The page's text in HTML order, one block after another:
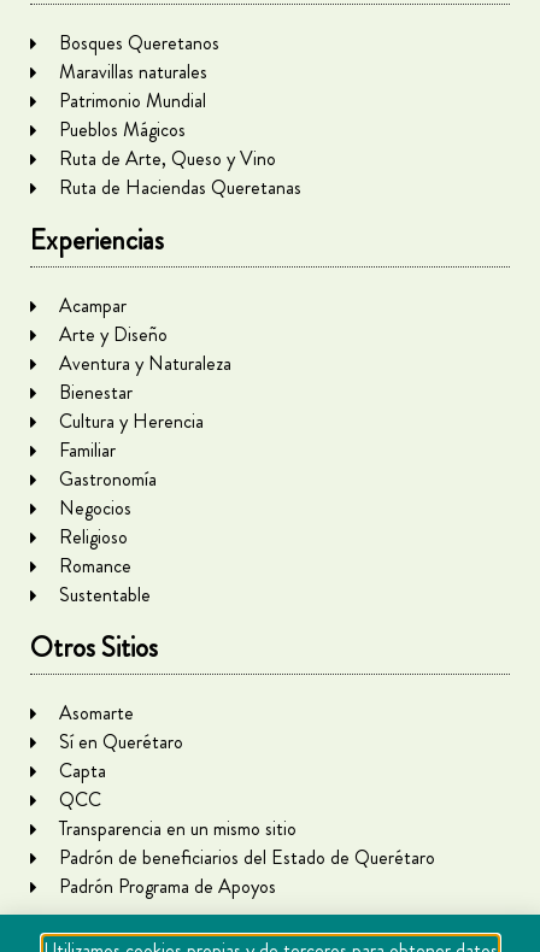
Bosques Queretanos
Maravillas naturales
Patrimonio Mundial
Pueblos Mágicos
Ruta de Arte, Queso y Vino
Ruta de Haciendas Queretanas
Experiencias
Acampar
Arte y Diseño
Aventura y Naturaleza
Bienestar
Cultura y Herencia
Familiar
Gastronomía
Negocios
Religioso
Romance
Sustentable
Otros Sitios
Asomarte
Sí en Querétaro
Capta
QCC
Transparencia en un mismo sitio
Padrón de beneficiarios del Estado de Querétaro
Padrón Programa de Apoyos